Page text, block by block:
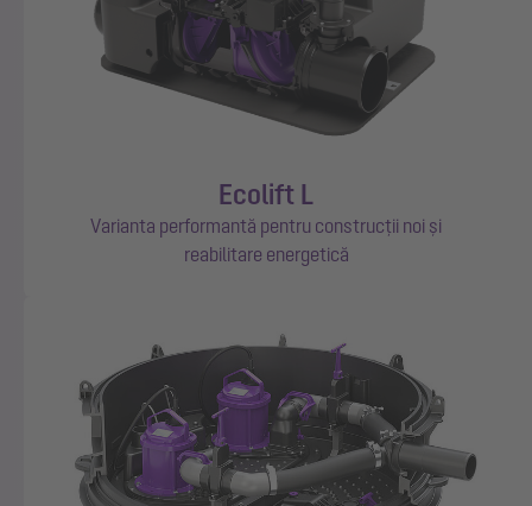
Ecolift L
Varianta performantă pentru construcții noi și
reabilitare energetică